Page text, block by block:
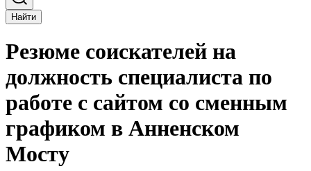
Найти
Резюме соискателей на
должность специалиста по
работе с сайтом со сменным
графиком в Анненском
Мосту